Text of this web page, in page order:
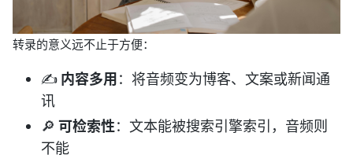
转录的意义远不止于方便：
✍️ 内容多用：将音频变为博客、文案或新闻通
讯
🔎 可检索性：文本能被搜索引擎索引，音频则
不能